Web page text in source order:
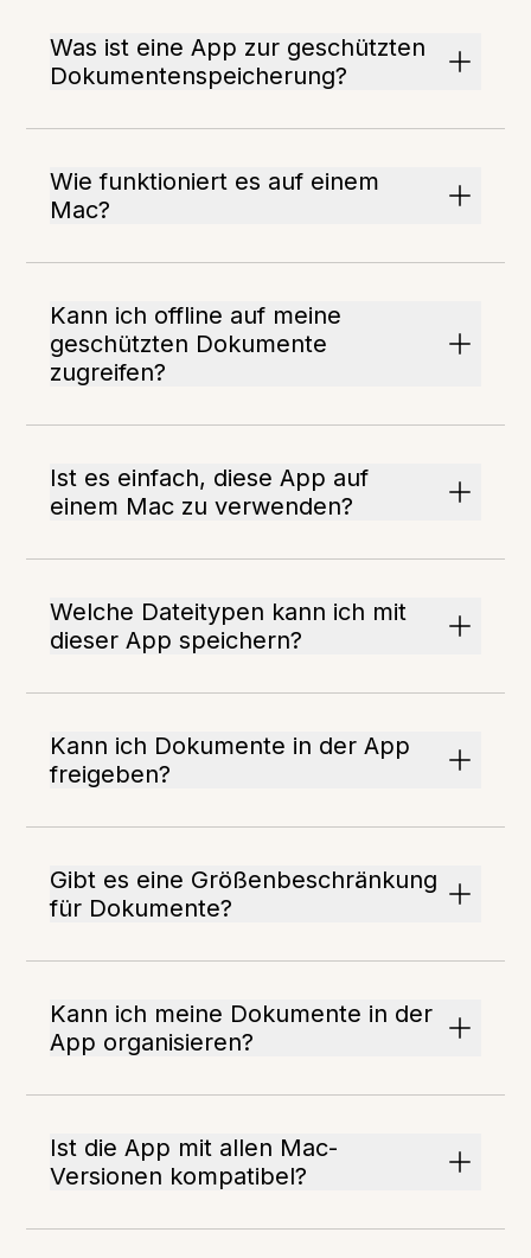
Was ist eine App zur geschützten
Dokumentenspeicherung?
Wie funktioniert es auf einem
Mac?
Kann ich offline auf meine
geschützten Dokumente
zugreifen?
Ist es einfach, diese App auf
einem Mac zu verwenden?
Welche Dateitypen kann ich mit
dieser App speichern?
Kann ich Dokumente in der App
freigeben?
Gibt es eine Größenbeschränkung
für Dokumente?
Kann ich meine Dokumente in der
App organisieren?
Ist die App mit allen Mac-
Versionen kompatibel?